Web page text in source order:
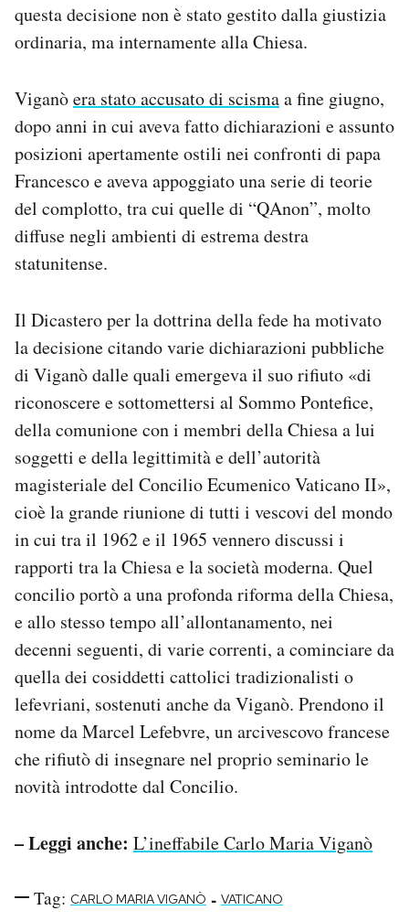
questa decisione non è stato gestito dalla giustizia
ordinaria, ma internamente alla Chiesa.
Viganòera stato accusato di scismaa fine giugno,
dopo anni in cui aveva fatto dichiarazioni e assunto
posizioni apertamente ostili nei confronti di papa
Francesco e aveva appoggiato una serie di teorie
del complotto, tra cui quelle di “QAnon”, molto
diffuse negli ambienti di estrema destra
statunitense.
Il Dicastero per la dottrina della fede ha motivato
la decisione citando varie dichiarazioni pubbliche
di Viganò dalle quali emergeva il suo rifiuto «di
riconoscere e sottomettersi al Sommo Pontefice,
della comunione con i membri della Chiesa a lui
soggetti e della legittimità e dell’autorità
magisteriale del Concilio Ecumenico Vaticano II»,
cioè la grande riunione di tutti i vescovi del mondo
in cui tra il 1962 e il 1965 vennero discussi i
rapporti tra la Chiesa e la società moderna. Quel
concilio portò a una profonda riforma della Chiesa,
e allo stesso tempo all’allontanamento, nei
decenni seguenti, di varie correnti, a cominciare da
quella dei cosiddetti cattolici tradizionalisti o
lefevriani, sostenuti anche da Viganò. Prendono il
nome da Marcel Lefebvre, un arcivescovo francese
che rifiutò di insegnare nel proprio seminario le
novità introdotte dal Concilio.
– Leggi anche: L’ineffabile Carlo Maria Viganò
Tag: CARLO MARIA VIGANÒ - VATICANO